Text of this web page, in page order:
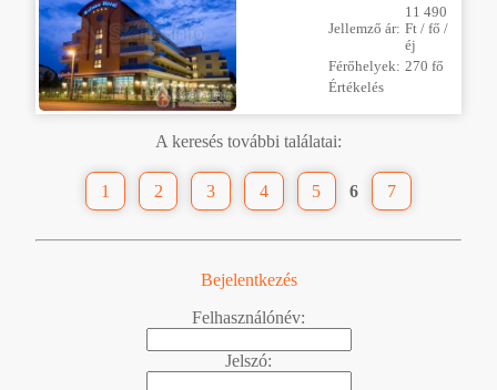
Jellemző ár:
11 490
Ft / fő /
éj
Férőhelyek: 270 fő
Értékelés
A keresés további találatai:
1 2 3 4 5 6 7
Bejelentkezés
Felhasználónév:
Jelszó: